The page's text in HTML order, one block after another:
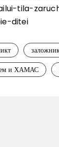
tila-
ditei
и ХАМАС